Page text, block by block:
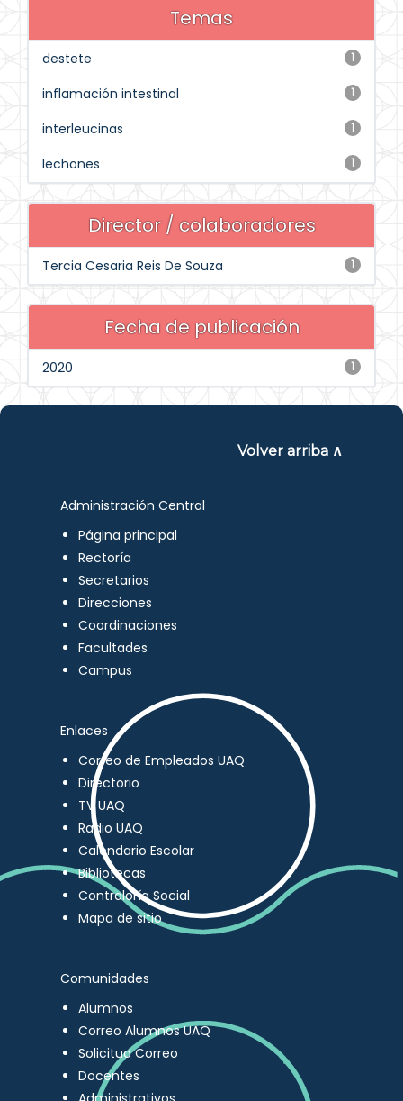
Temas
1
destete
1
inflamación intestinal
1
interleucinas
1
lechones
Director / colaboradores
1
Tercia Cesaria Reis De Souza
Fecha de publicación
1
2020
Volver arriba ∧
Administración Central
Página principal
Rectoría
Secretarios
Direcciones
Coordinaciones
Facultades
Campus
Enlaces
Correo de Empleados UAQ
Directorio
TV UAQ
Radio UAQ
Calendario Escolar
Bibliotecas
Contraloría Social
Mapa de sitio
Comunidades
Alumnos
Correo Alumnos UAQ
Solicitud Correo
Docentes